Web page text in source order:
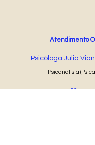
Atendimento
Psicóloga Júlia
Psicanalista
50 min